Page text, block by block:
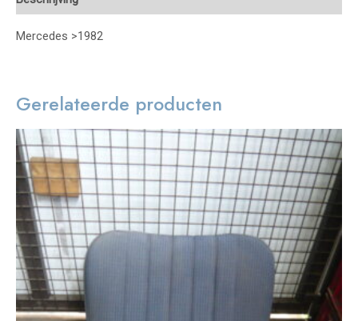
Mercedes >1982
Gerelateerde producten